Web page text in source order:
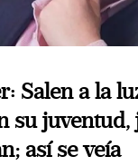
Salen a la
su juventud,
así se veía